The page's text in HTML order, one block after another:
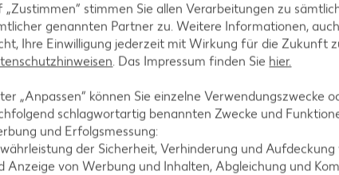
Rezeptkategorien
„Zustimmen“ stimmen Sie allen Verarbeitungen zu
genannten Partner zu. Weitere Informationen,
Ihre Einwilligung jederzeit mit Wirkung für die Zukunft
. Das Impressum finden Sie hier.
„Anpassen“ können Sie einzelne Verwendungszwecke
schlagwortartig benannten Zwecke und
und Erfolgsmessung:
der Sicherheit, Verhinderung und
Anzeige von Werbung und Inhalten, Abgleichung und